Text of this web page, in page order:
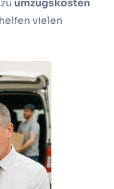
umzugskosten
helfen vielen